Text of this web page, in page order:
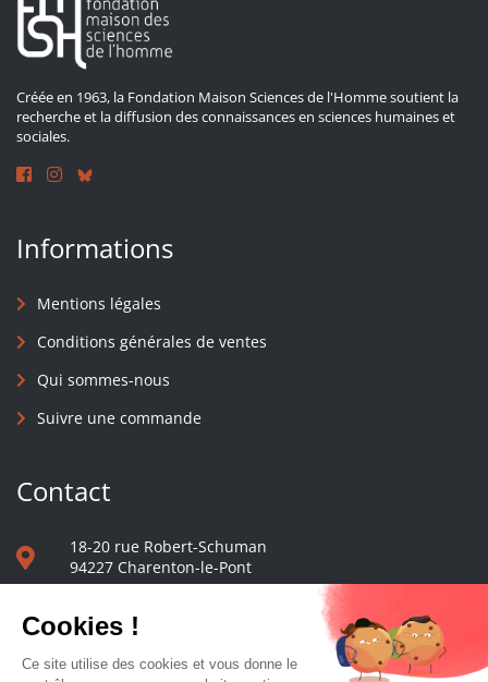
Créée en 1963, la Fondation Maison Sciences de l'Homme soutient la
recherche et la diffusion des connaissances en sciences humaines et
sociales.
Informations
Mentions légales
Conditions générales de ventes
Qui sommes-nous
Suivre une commande
Contact
18-20 rue Robert-Schuman
94227 Charenton-le-Pont